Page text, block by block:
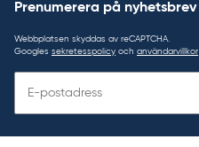
Prenumerera på nyhetsbrev
Webbplatsen skyddas av reCAPTCHA.
Googles sekretesspolicy och användarvillkor